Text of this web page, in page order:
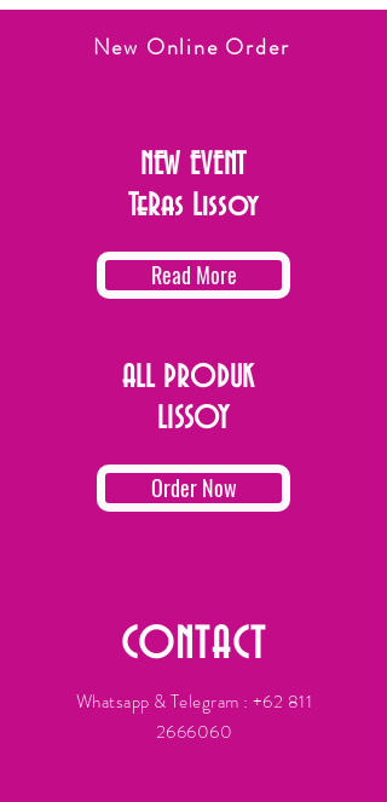
New Online Order
NEW EVENT
TeRas Lissoy
Read More
ALL PRODUK
LISSOY
Order Now
CONTACT
Whatsapp & Telegram : +62 811
2666060